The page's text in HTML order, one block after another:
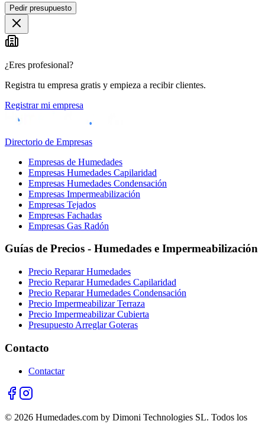
+
−
Pedir presupuesto
¿Eres profesional?
Registra tu empresa gratis y empieza a recibir clientes.
Registrar mi empresa
Directorio de Empresas
Empresas de Humedades
Empresas Humedades Capilaridad
Empresas Humedades Condensación
Empresas Impermeabilización
Empresas Tejados
Empresas Fachadas
Empresas Gas Radón
Guías de Precios - Humedades e Impermeabilización
Precio Reparar Humedades
Precio Reparar Humedades Capilaridad
Precio Reparar Humedades Condensación
Precio Impermeabilizar Terraza
Precio Impermeabilizar Cubierta
Presupuesto Arreglar Goteras
Contacto
Contactar
© 2026 Humedades.com by Dimoni Technologies SL. Todos los